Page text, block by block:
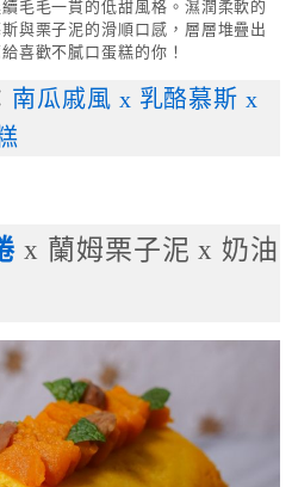
毛毛一貫的低甜風格。濕潤柔軟的
與栗子泥的滑順口感，層層堆疊出
喜歡不膩口蛋糕的你！
南瓜戚風 x 乳酪慕斯 x
x 蘭姆栗子泥 x 奶油